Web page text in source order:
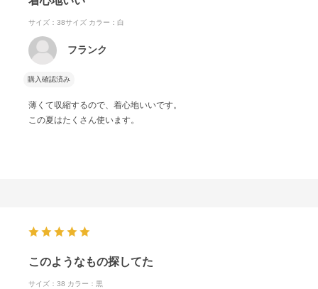
サイズ：38サイズ カラー：白
フランク
購入確認済み
薄くて収縮するので、着心地いいです。
この夏はたくさん使います。
このようなもの探してた
サイズ：38 カラー：黒